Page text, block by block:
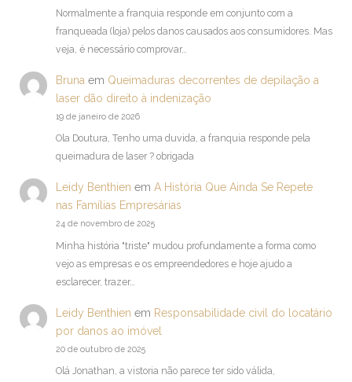
Normalmente a franquia responde em conjunto com a
franqueada (loja) pelos danos causados aos consumidores. Mas
veja, é necessário comprovar…
Bruna em Queimaduras decorrentes de depilação a
laser dão direito à indenização
19 de janeiro de 2026
Ola Doutura, Tenho uma duvida, a franquia responde pela
queimadura de laser ? obrigada
Leidy Benthien em A História Que Ainda Se Repete
nas Famílias Empresárias
24 de novembro de 2025
Minha história "triste" mudou profundamente a forma como
vejo as empresas e os empreendedores e hoje ajudo a
esclarecer, trazer…
Leidy Benthien em Responsabilidade civil do locatário
por danos ao imóvel
20 de outubro de 2025
Olá Jonathan, a vistoria não parece ter sido válida,